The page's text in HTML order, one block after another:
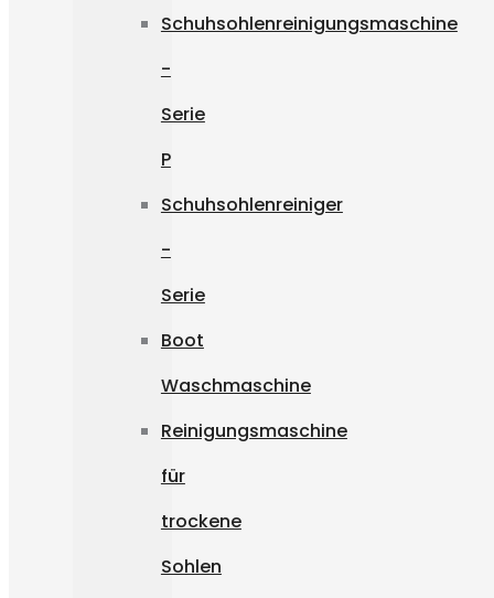
Schuhsohlenreinigungsmaschine
-
Serie
P
Schuhsohlenreiniger
-
Serie
Boot
Waschmaschine
Reinigungsmaschine
für
trockene
Sohlen